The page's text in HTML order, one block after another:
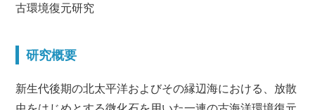
古環境復元研究
研究概要
新生代後期の北太平洋およびその縁辺海における、放散